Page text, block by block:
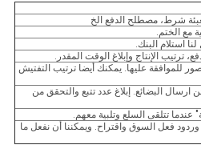
صور للموافقة عليها. يمكنك أيضا ترتيب التفتيش
ارسال البضائع. إبلاغ عدد تتبع والتحقق من
وردود فعل السوق واقتراح. ويمكننا أن نفعل ما